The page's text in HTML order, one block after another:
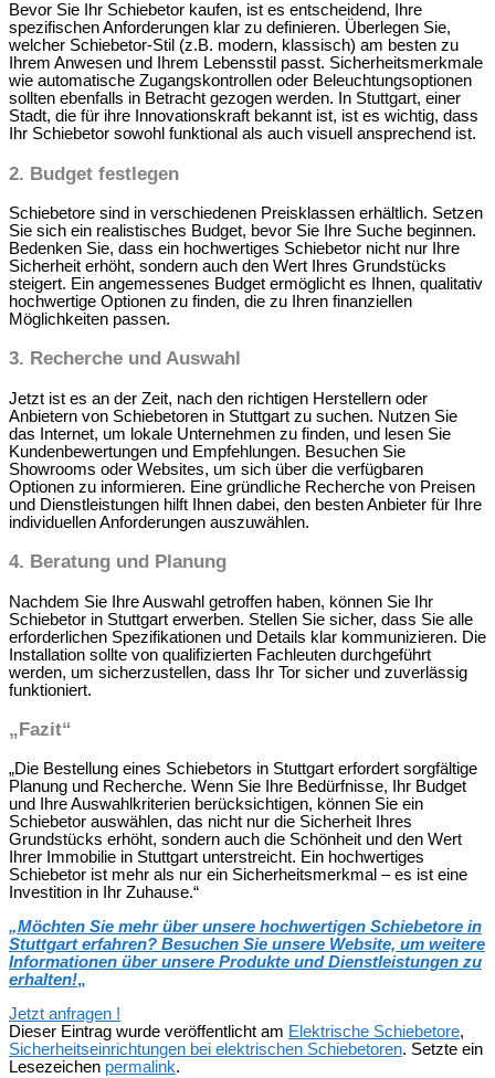
Bevor Sie Ihr Schiebetor kaufen, ist es entscheidend, Ihre
spezifischen Anforderungen klar zu definieren. Überlegen Sie,
welcher Schiebetor-Stil (z.B. modern, klassisch) am besten zu
Ihrem Anwesen und Ihrem Lebensstil passt. Sicherheitsmerkmale
wie automatische Zugangskontrollen oder Beleuchtungsoptionen
sollten ebenfalls in Betracht gezogen werden. In Stuttgart, einer
Stadt, die für ihre Innovationskraft bekannt ist, ist es wichtig, dass
Ihr Schiebetor sowohl funktional als auch visuell ansprechend ist.
2. Budget festlegen
Schiebetore sind in verschiedenen Preisklassen erhältlich. Setzen
Sie sich ein realistisches Budget, bevor Sie Ihre Suche beginnen.
Bedenken Sie, dass ein hochwertiges Schiebetor nicht nur Ihre
Sicherheit erhöht, sondern auch den Wert Ihres Grundstücks
steigert. Ein angemessenes Budget ermöglicht es Ihnen, qualitativ
hochwertige Optionen zu finden, die zu Ihren finanziellen
Möglichkeiten passen.
3. Recherche und Auswahl
Jetzt ist es an der Zeit, nach den richtigen Herstellern oder
Anbietern von Schiebetoren in Stuttgart zu suchen. Nutzen Sie
das Internet, um lokale Unternehmen zu finden, und lesen Sie
Kundenbewertungen und Empfehlungen. Besuchen Sie
Showrooms oder Websites, um sich über die verfügbaren
Optionen zu informieren. Eine gründliche Recherche von Preisen
und Dienstleistungen hilft Ihnen dabei, den besten Anbieter für Ihre
individuellen Anforderungen auszuwählen.
4. Beratung und Planung
Nachdem Sie Ihre Auswahl getroffen haben, können Sie Ihr
Schiebetor in Stuttgart erwerben. Stellen Sie sicher, dass Sie alle
erforderlichen Spezifikationen und Details klar kommunizieren. Die
Installation sollte von qualifizierten Fachleuten durchgeführt
werden, um sicherzustellen, dass Ihr Tor sicher und zuverlässig
funktioniert.
„Fazit“
„Die Bestellung eines Schiebetors in Stuttgart erfordert sorgfältige
Planung und Recherche. Wenn Sie Ihre Bedürfnisse, Ihr Budget
und Ihre Auswahlkriterien berücksichtigen, können Sie ein
Schiebetor auswählen, das nicht nur die Sicherheit Ihres
Grundstücks erhöht, sondern auch die Schönheit und den Wert
Ihrer Immobilie in Stuttgart unterstreicht. Ein hochwertiges
Schiebetor ist mehr als nur ein Sicherheitsmerkmal – es ist eine
Investition in Ihr Zuhause.“
„Möchten Sie mehr über unsere hochwertigen Schiebetore in
Stuttgart erfahren? Besuchen Sie unsere Website, um weitere
Informationen über unsere Produkte und Dienstleistungen zu
erhalten!„
Jetzt anfragen !
Dieser Eintrag wurde veröffentlicht am Elektrische Schiebetore,
Sicherheitseinrichtungen bei elektrischen Schiebetoren. Setzte ein
Lesezeichen permalink.